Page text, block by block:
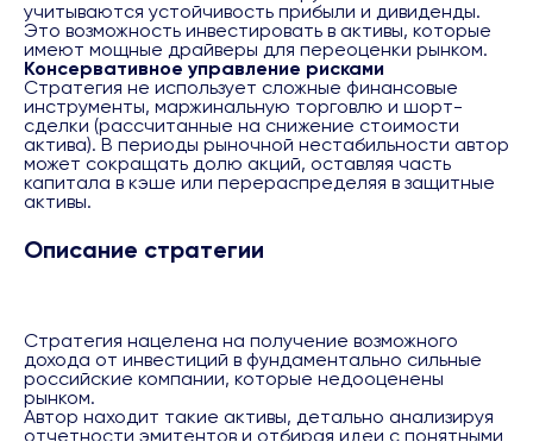
учитываются устойчивость прибыли и дивиденды.
Это возможность инвестировать в активы, которые
имеют мощные драйверы для переоценки рынком.
Консервативное управление рисками
Стратегия не использует сложные финансовые
инструменты, маржинальную торговлю и шорт-
сделки (рассчитанные на снижение стоимости
актива). В периоды рыночной нестабильности автор
может сокращать долю акций, оставляя часть
капитала в кэше или перераспределяя в защитные
активы.
Описание стратегии
Стратегия нацелена на получение возможного
дохода от инвестиций в фундаментально сильные
российские компании, которые недооценены
рынком.
Автор находит такие активы, детально анализируя
отчетности эмитентов и отбирая идеи с понятными